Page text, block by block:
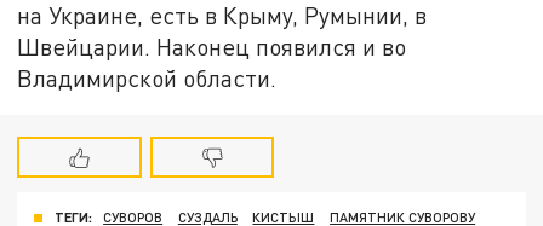
на Украине, есть в Крыму, Румынии, в
Швейцарии. Наконец появился и во
Владимирской области.
ТЕГИ: СУВОРОВ СУЗДАЛЬ КИСТЫШ
ПАМЯТНИК СУВОРОВУ